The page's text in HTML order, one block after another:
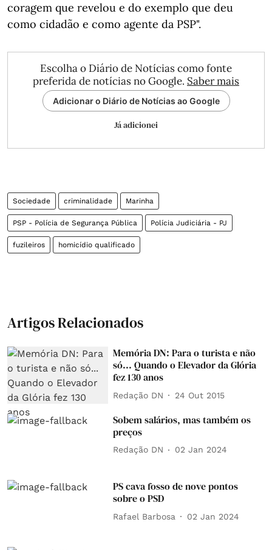
coragem que revelou e do exemplo que deu
como cidadão e como agente da PSP".
Escolha o Diário de Notícias como fonte
preferida de notícias no Google. Saber mais
Adicionar o Diário de Notícias ao Google
Já adicionei
Sociedade criminalidade Marinha
PSP - Polícia de Segurança Pública Polícia Judiciária - PJ
fuzileiros homicídio qualificado
Artigos Relacionados
Memória DN: Para o turista e não
só... Quando o Elevador da Glória
fez 130 anos
Redação DN 24 Out 2015
Sobem salários, mas também os
preços
Redação DN 02 Jan 2024
PS cava fosso de nove pontos
sobre o PSD
Rafael Barbosa 02 Jan 2024